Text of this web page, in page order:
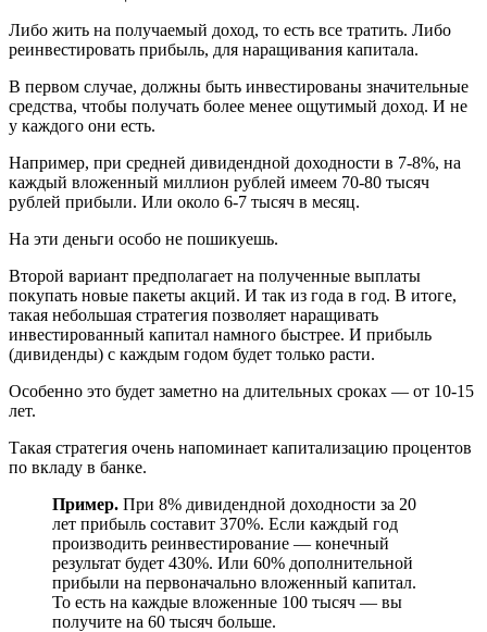
Либо жить на получаемый доход, то есть все тратить. Либо
реинвестировать прибыль, для наращивания капитала.
В первом случае, должны быть инвестированы значительные
средства, чтобы получать более менее ощутимый доход. И не
у каждого они есть.
Например, при средней дивидендной доходности в 7-8%, на
каждый вложенный миллион рублей имеем 70-80 тысяч
рублей прибыли. Или около 6-7 тысяч в месяц.
На эти деньги особо не пошикуешь.
Второй вариант предполагает на полученные выплаты
покупать новые пакеты акций. И так из года в год. В итоге,
такая небольшая стратегия позволяет наращивать
инвестированный капитал намного быстрее. И прибыль
(дивиденды) с каждым годом будет только расти.
Особенно это будет заметно на длительных сроках — от 10-15
лет.
Такая стратегия очень напоминает капитализацию процентов
по вкладу в банке.
Пример. При 8% дивидендной доходности за 20
лет прибыль составит 370%. Если каждый год
производить реинвестирование — конечный
результат будет 430%. Или 60% дополнительной
прибыли на первоначально вложенный капитал.
То есть на каждые вложенные 100 тысяч — вы
получите на 60 тысяч больше.